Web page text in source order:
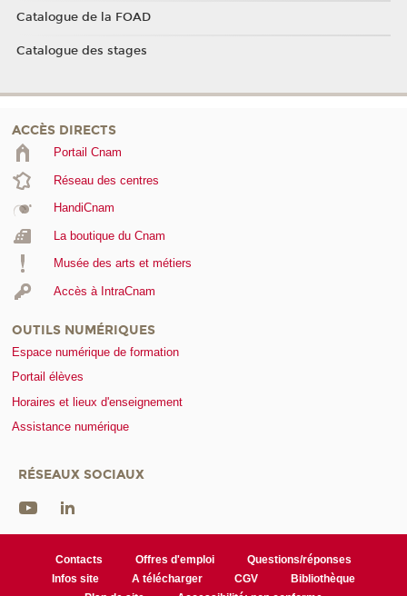
Catalogue de la FOAD
Catalogue des stages
ACCÈS DIRECTS
Portail Cnam
Réseau des centres
HandiCnam
La boutique du Cnam
Musée des arts et métiers
Accès à IntraCnam
OUTILS NUMÉRIQUES
Espace numérique de formation
Portail élèves
Horaires et lieux d'enseignement
Assistance numérique
RÉSEAUX SOCIAUX
Contacts Offres d'emploi
Questions/réponses
Infos site
A télécharger CGV
Bibliothèque